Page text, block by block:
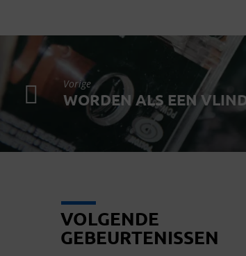
Vorige
WORDEN ALS EEN
VOLGENDE
GEBEURTENISSEN